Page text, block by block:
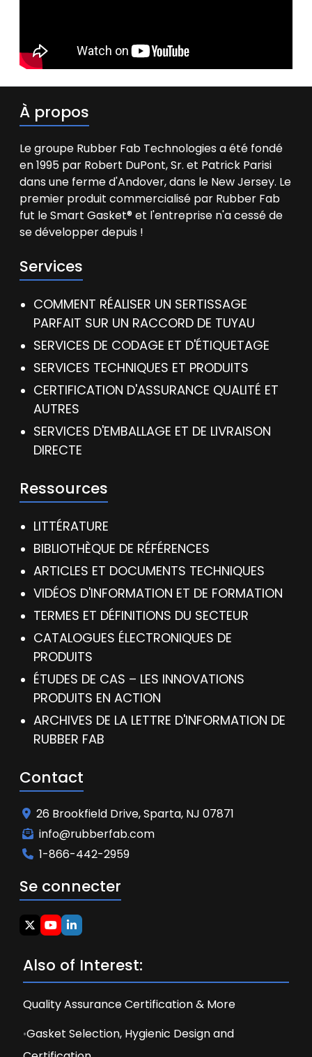
À propos
Le groupe Rubber Fab Technologies a été fondé
en 1995 par Robert DuPont, Sr. et Patrick Parisi
dans une ferme d'Andover, dans le New Jersey. Le
premier produit commercialisé par Rubber Fab
fut le Smart Gasket® et l'entreprise n'a cessé de
se développer depuis !
Services
COMMENT RÉALISER UN SERTISSAGE
PARFAIT SUR UN RACCORD DE TUYAU
SERVICES DE CODAGE ET D'ÉTIQUETAGE
SERVICES TECHNIQUES ET PRODUITS
CERTIFICATION D'ASSURANCE QUALITÉ ET
AUTRES
SERVICES D'EMBALLAGE ET DE LIVRAISON
DIRECTE
Ressources
LITTÉRATURE
BIBLIOTHÈQUE DE RÉFÉRENCES
ARTICLES ET DOCUMENTS TECHNIQUES
VIDÉOS D'INFORMATION ET DE FORMATION
TERMES ET DÉFINITIONS DU SECTEUR
CATALOGUES ÉLECTRONIQUES DE
PRODUITS
ÉTUDES DE CAS – LES INNOVATIONS
PRODUITS EN ACTION
ARCHIVES DE LA LETTRE D'INFORMATION DE
RUBBER FAB
Contact
26 Brookfield Drive, Sparta, NJ 07871
info@rubberfab.com
1-866-442-2959
Se connecter
Also of Interest:
Quality Assurance Certification & More
Gasket Selection, Hygienic Design and